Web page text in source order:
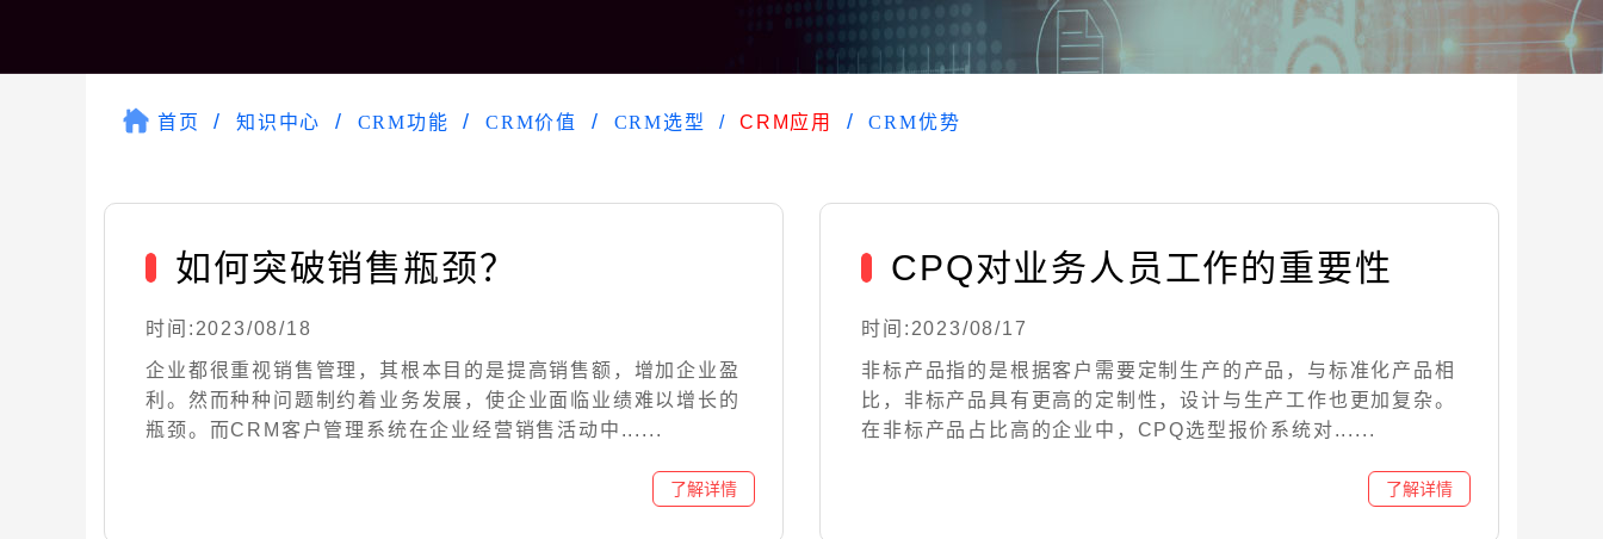
首页 知识中心 CRM功能 CRM价值 CRM选型 CRM应用 CRM优势
如何突破销售瓶颈？
时间:2023/08/18
企业都很重视销售管理，其根本目的是提高销售额，增加企业盈
利。然而种种问题制约着业务发展，使企业面临业绩难以增长的
瓶颈。而CRM客户管理系统在企业经营销售活动中......
CPQ对业务人员工作的重要性
时间:2023/08/17
非标产品指的是根据客户需要定制生产的产品，与标准化产品相
比，非标产品具有更高的定制性，设计与生产工作也更加复杂。
在非标产品占比高的企业中，CPQ选型报价系统对......